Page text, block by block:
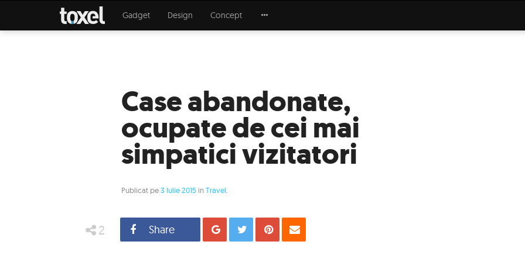
Gadget Design Concept
Case abandonate,
ocupate de cei mai
simpatici vizitatori
Publicat pe3 Iulie 2015 inTravel
2 Share Distribuie
Tweet Pin